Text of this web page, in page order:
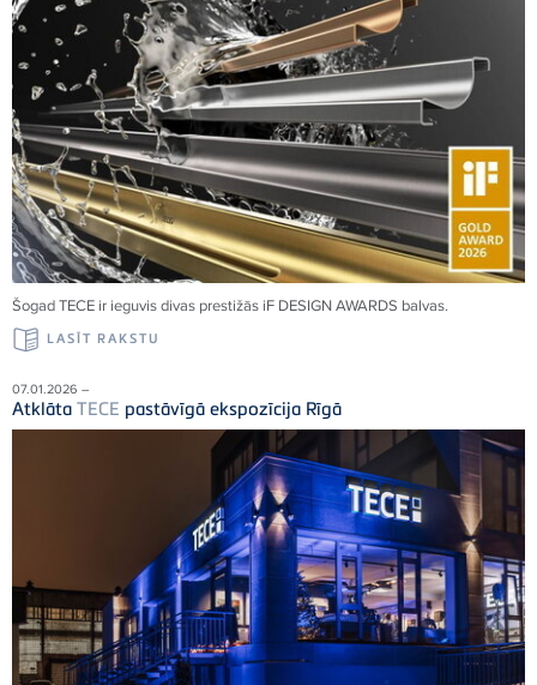
Šogad TECE ir ieguvis divas prestižās iF DESIGN AWARDS balvas.
LASĪT RAKSTU
07.01.2026 –
Atklāta TECE pastāvīgā ekspozīcija Rīgā